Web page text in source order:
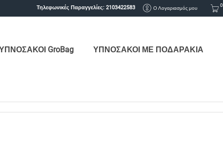
0
Ο Λογαριασμός μου
Τηλεφωνικές Παραγγελίες: 2103422583
GroBag ΥΠΝΟΣΑΚΟΙ ΜΕ ΠΟΔΑΡΑΚΙΑ